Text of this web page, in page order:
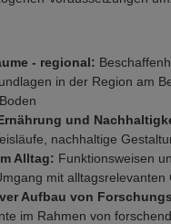
- regional:
in der Region am
und
nachhaltige
Alltag: Funktionsweisen
mit alltagsrelevanten
Aufbau von
im Rahmen von